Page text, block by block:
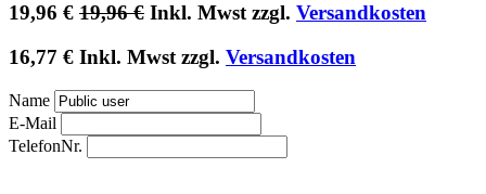
19,96 € 19,96€ Inkl. Mwst zzgl. Versandkosten
16,77 € Inkl. Mwst zzgl. Versandkosten
Name
E-Mail
TelefonNr.